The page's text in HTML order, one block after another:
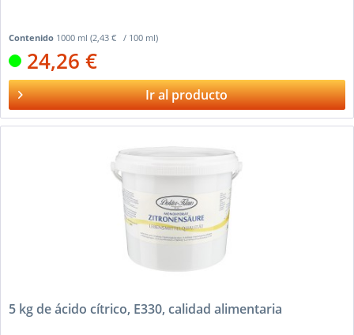
Contenido 1000 ml(2,43 € / 100 ml)
24,26 €
Ir al producto
5 kg de ácido cítrico, E330, calidad alimentaria